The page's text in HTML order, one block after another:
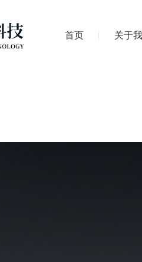
首页 关于